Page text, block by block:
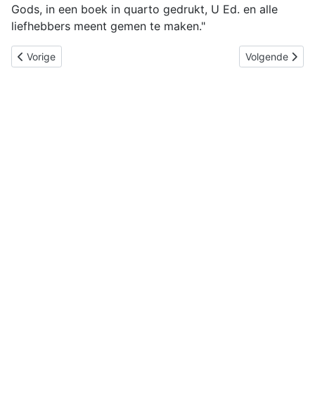
Gods, in een boek in quarto gedrukt, U Ed. en alle
liefhebbers meent gemen te maken."
Vorig artikel: BF27: Min in't lazarus-huys, Blyspel. Amsterdam:
Vorige Volgende
Volgende